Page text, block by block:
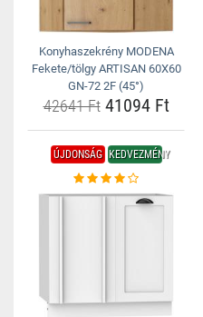
Konyhaszekrény MODENA
Fekete/tölgy ARTISAN 60X60
GN-72 2F (45°)
42641 Ft41094 Ft
ÚJDONSÁG KEDVEZMÉNY